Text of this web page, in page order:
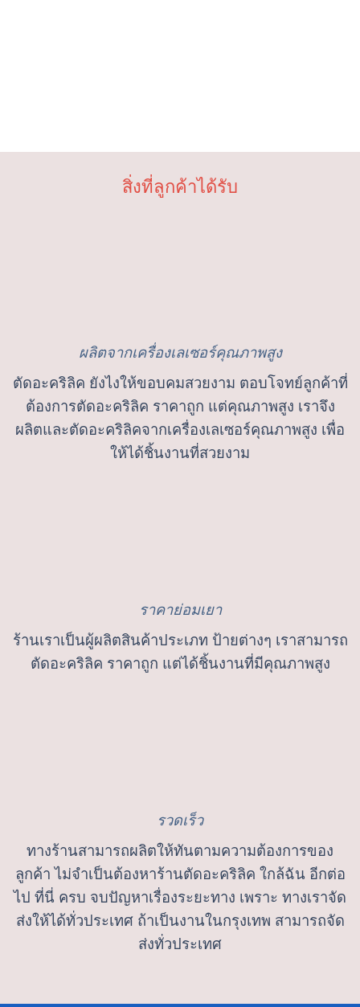
สิ่งที่ลูกค้าได้รับ
ผลิตจากเครื่องเลเซอร์คุณภาพสูง
ตัดอะคริลิค ยังไงให้ขอบคมสวยงาม ตอบโจทย์ลูกค้าที่
ต้องการตัดอะคริลิค ราคาถูก แต่คุณภาพสูง เราจึง
ผลิตและตัดอะคริลิคจากเครื่องเลเซอร์คุณภาพสูง เพื่อ
ให้ได้ชิ้นงานที่สวยงาม
ราคาย่อมเยา
ร้านเราเป็นผู้ผลิตสินค้าประเภท ป้ายต่างๆ เราสามารถ
ตัดอะคริลิค ราคาถูก แต่ได้ชิ้นงานที่มีคุณภาพสูง
รวดเร็ว
ทางร้านสามารถผลิตให้ทันตามความต้องการของ
ลูกค้า ไม่จำเป็นต้องหาร้านตัดอะคริลิค ใกล้ฉัน อีกต่อ
ไป ที่นี่ ครบ จบปัญหาเรื่องระยะทาง เพราะ ทางเราจัด
ส่งให้ได้ทั่วประเทศ ถ้าเป็นงานในกรุงเทพ สามารถจัด
ส่งทั่วประเทศ